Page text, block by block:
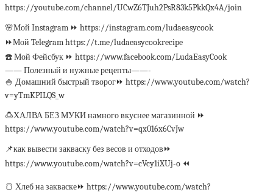
https://youtube.com/channel/UCwZ6TJuh2PsR83k5PkkQx4A/join
🌸Мой Instagram ⏩ https://instagram.com/ludaeasycook
⏩Мой Telegram https://t.me/ludaeasycookrecipe
☎️ Мой Фейсбук ⏩ https://www.facebook.com/LudaEasyCook
—— Полезный и нужные рецепты——-
🍚 Домашний быстрый творог⏩ https://www.youtube.com/watch?
v=yTmKPILQS_w
🍮ХАЛВА БЕЗ МУКИ намного вкуснее магазинной ⏩
https://www.youtube.com/watch?v=qx016x6CvJw
📌как вывести закваску без весов и отходов⏩
https://www.youtube.com/watch?v=cVcy1iXUj-o ⏪
🍞 Хлеб на закваске⏩ https://www.youtube.com/watch?